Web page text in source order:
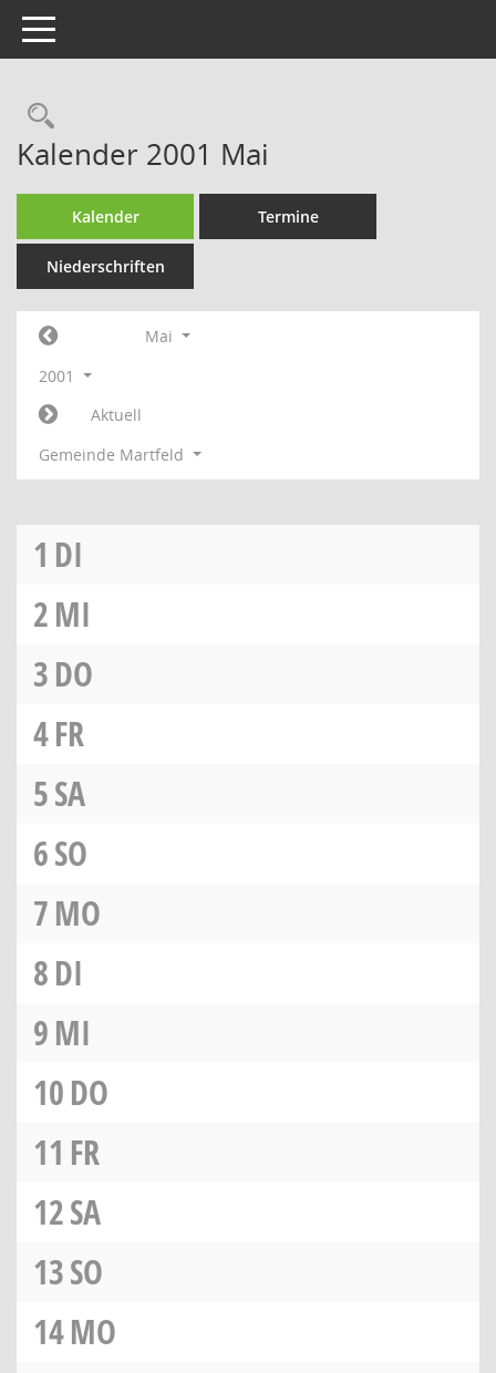
Toggle navigation
Rechercheauswahl
Kalender 2001 Mai
Kalender Termine
Niederschriften
Mai
2001
Aktuell
Gemeinde Martfeld
1 DI
2MI
3DO
4FR
5SA
6SO
7MO
8DI
9MI
10DO
11 FR
12SA
13SO
14MO